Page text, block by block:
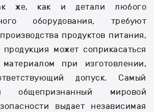
же, как и детали любого
оборудования, требуют
продуктов питания,
может соприкасаться
при изготовлении,
допуск. Самый
общепризнанный мировой
выдает независимая